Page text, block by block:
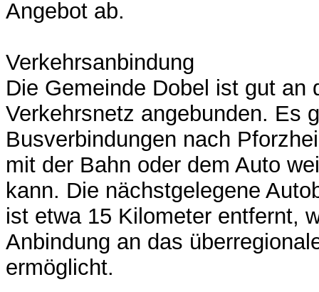
Angebot ab.
Verkehrsanbindung
Die Gemeinde Dobel ist gut an
Verkehrsnetz angebunden. Es
Busverbindungen nach
mit der Bahn oder dem Auto
kann. Die nächstgelegene
ist etwa 15 Kilometer entfernt,
Anbindung an das
ermöglicht.